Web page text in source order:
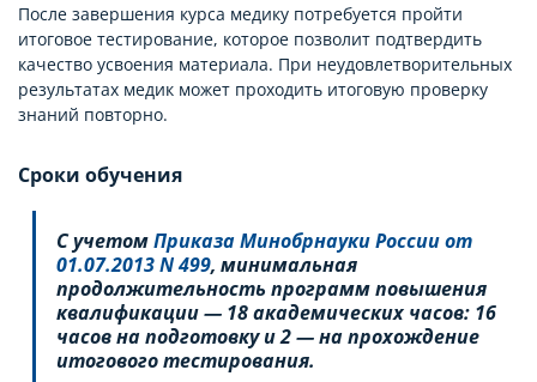
После завершения курса медику потребуется пройти
итоговое тестирование, которое позволит подтвердить
качество усвоения материала. При неудовлетворительных
результатах медик может проходить итоговую проверку
знаний повторно.
Сроки обучения
С учетомПриказа Минобрнауки России от
01.07.2013 N 499, минимальная
продолжительность программ повышения
квалификации — 18 академических часов: 16
часов на подготовку и 2 — на прохождение
итогового тестирования.